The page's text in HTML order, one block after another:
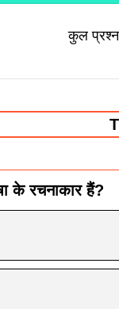
कुलप्रश्‍न
के रचनाकार हैं?